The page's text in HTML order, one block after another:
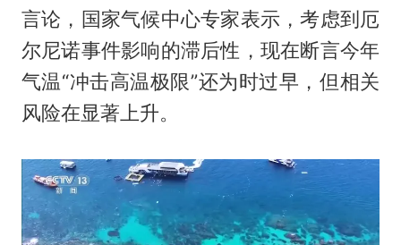
言论，国家气候中心专家表示，考虑到厄
尔尼诺事件影响的滞后性，现在断言今年
气温“冲击高温极限”还为时过早，但相关
风险在显著上升。